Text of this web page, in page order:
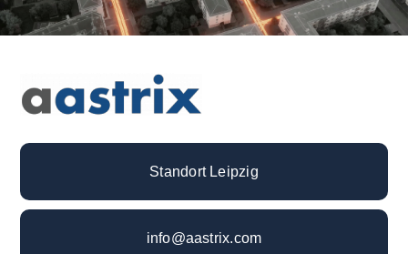
Standort Leipzig
info@aastrix.com